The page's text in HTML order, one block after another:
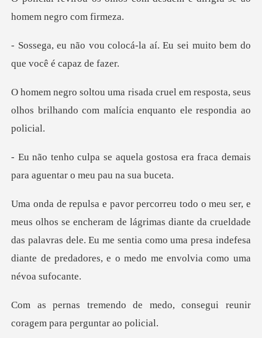
á-la aí. Eu sei muito bem d
m resposta, seus
olhos brilhando com ma
gostosa era fraca demais
para a
de lágrimas diante da crueldade
das palavras dele. Eu me sentia como uma pres
edo, consegui reunir
corage